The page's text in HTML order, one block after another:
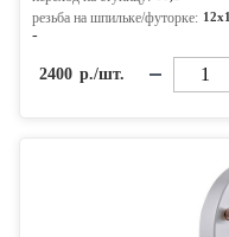
резьба на шпильке/футорке:
-
2400 р./шт.